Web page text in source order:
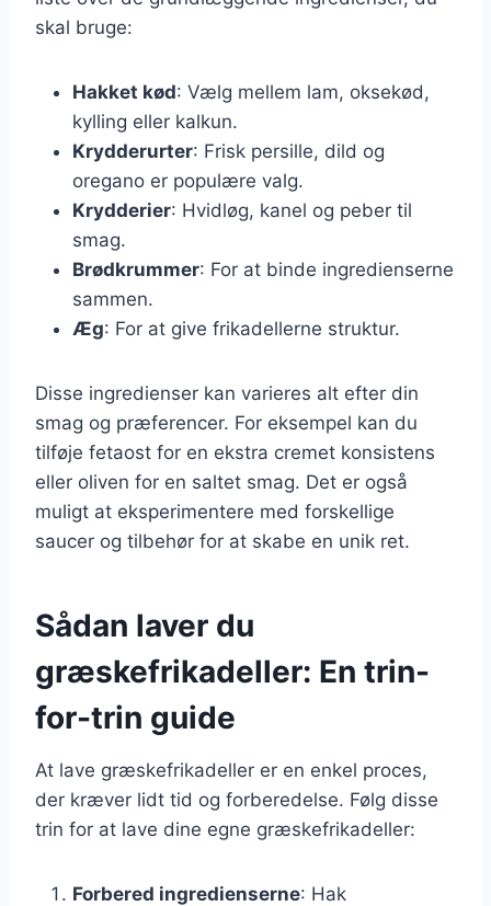
skal bruge:
Hakket kød: Vælg mellem lam, oksekød,
kylling eller kalkun.
Krydderurter: Frisk persille, dild og
oregano er populære valg.
Krydderier: Hvidløg, kanel og peber til
smag.
Brødkrummer: For at binde ingredienserne
sammen.
Æg: For at give frikadellerne struktur.
Disse ingredienser kan varieres alt efter din
smag og præferencer. For eksempel kan du
tilføje fetaost for en ekstra cremet konsistens
eller oliven for en saltet smag. Det er også
muligt at eksperimentere med forskellige
saucer og tilbehør for at skabe en unik ret.
Sådan laver du
græskefrikadeller: En trin-
for-trin guide
At lave græskefrikadeller er en enkel proces,
der kræver lidt tid og forberedelse. Følg disse
trin for at lave dine egne græskefrikadeller:
Forbered ingredienserne: Hak